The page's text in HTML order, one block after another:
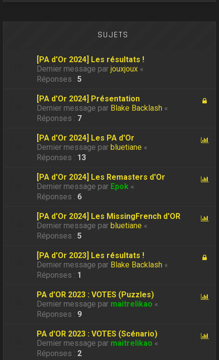
SUJETS
[PA d'Or 2024] Les résultats !
Dernier message parjouxjoux «
Réponses :5
[PA d'Or 2024] Présentation
Dernier message par Blake Backlash «
Réponses : 7
[PA d'Or 2024] Les PA d'Or
Dernier message par bluetiane «
Réponses : 13
[PA d'Or 2024] Les Remasters d'Or
Dernier message par Epok «
Réponses : 6
[PA d'Or 2024] Les MissingFrench d'OR
Dernier message par bluetiane «
Réponses :5
[PA d'Or 2023] Les résultats !
Dernier message par Blake Backlash «
Réponses : 1
PA d'OR 2023 : VOTES (Puzzles)
Dernier message par maitrelikao «
Réponses : 9
PA d'OR 2023 : VOTES (Scénario)
Dernier message par maitrelikao «
Réponses : 2